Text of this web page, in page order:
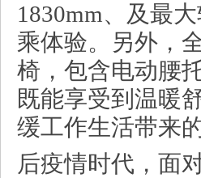
1830mm、及最
乘体验。另外，
椅，包含电动腰
既能享受到温暖
缓工作生活带来
后疫情时代，面